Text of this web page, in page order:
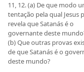
11, 12. (a) De que modo
tentação pela qual Jesus
revela que Satanás é o
governante deste
(b) Que outras provas
de que Satanás é o
deste mundo?